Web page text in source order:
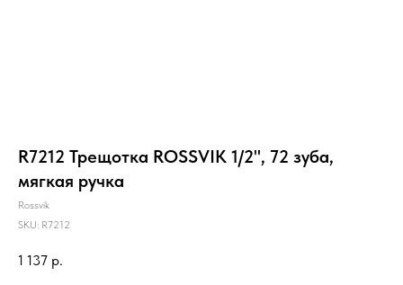
R7212 Трещотка ROSSVIK 1/2", 72 зуба,
мягкая ручка
Rossvik
SKU: R7212
1 137 р.